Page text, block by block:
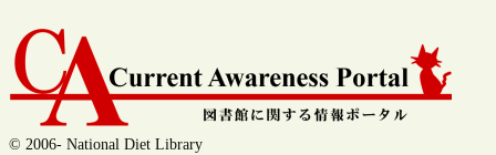
© 2006- National Diet Library